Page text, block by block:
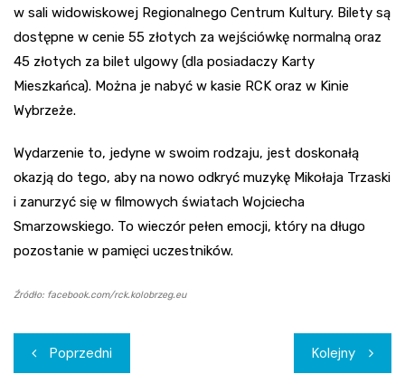
w sali widowiskowej Regionalnego Centrum Kultury. Bilety są
dostępne w cenie 55 złotych za wejściówkę normalną oraz
45 złotych za bilet ulgowy (dla posiadaczy Karty
Mieszkańca). Można je nabyć w kasie RCK oraz w Kinie
Wybrzeże.
Wydarzenie to, jedyne w swoim rodzaju, jest doskonałą
okazją do tego, aby na nowo odkryć muzykę Mikołaja Trzaski
i zanurzyć się w filmowych światach Wojciecha
Smarzowskiego. To wieczór pełen emocji, który na długo
pozostanie w pamięci uczestników.
Źródło: facebook.com/rck.kolobrzeg.eu
Nawigacja
Poprzedni Kolejny